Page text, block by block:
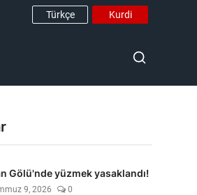
Türkçe Kurdi
Gölü'nde yüzmek yasaklandı!
9, 2026 0